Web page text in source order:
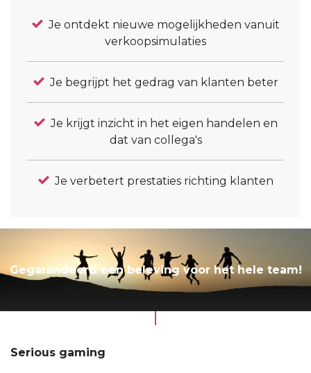
Je ontdekt nieuwe mogelijkheden vanuit
verkoopsimulaties
Je begrijpt het gedrag van klanten beter
Je krijgt inzicht in het eigen handelen en
dat van collega's
Je verbetert prestaties richting klanten
Gegarandeerd een beleving voor het hele team!
Serious gaming